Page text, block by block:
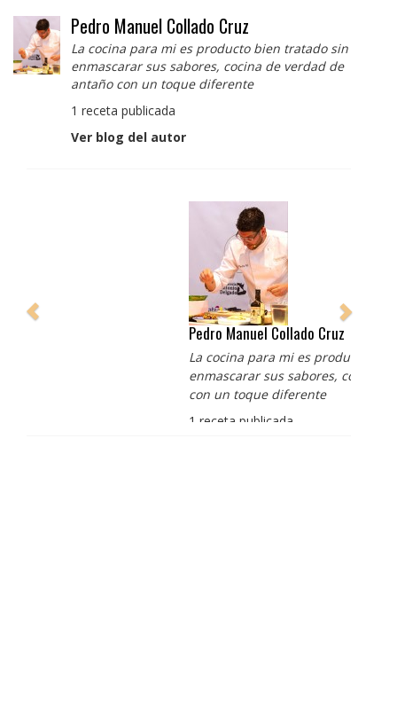
Pedro Manuel Collado Cruz
La cocina para mi es producto bien tratado sin
enmascarar sus sabores, cocina de verdad de
antaño con un toque diferente
1 receta publicada
Ver blog del autor
La cocina para mi es producto bien tratado sin
enmascarar sus sabores, cocina de verdad de antaño